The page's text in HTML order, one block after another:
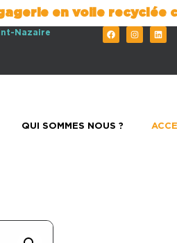
en voile recyclée
Nazaire
QUI SOMMES NOUS ?